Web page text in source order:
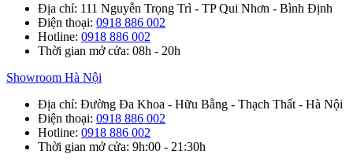
Địa chỉ: 111 Nguyễn Trọng Trì - TP Qui Nhơn - Bình Định
Điện thoại: 0918 886 002
Hotline: 0918 886 002
Thời gian mở cửa: 08h - 20h
Showroom Hà Nội
Địa chỉ: Đường Đa Khoa - Hữu Bằng - Thạch Thất - Hà Nội
Điện thoại: 0918 886 002
Hotline: 0918 886 002
Thời gian mở cửa: 9h:00 - 21:30h